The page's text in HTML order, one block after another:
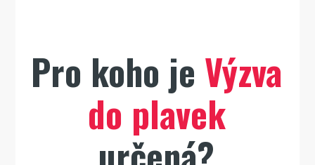
Pro koho je Výzva
do plavek